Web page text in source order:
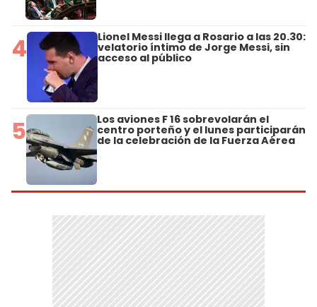
4 Lionel Messi llega a Rosario a las 20.30:
velatorio íntimo de Jorge Messi, sin
acceso al público
5 Los aviones F 16 sobrevolarán el
centro porteño y el lunes participarán
de la celebración de la Fuerza Aérea